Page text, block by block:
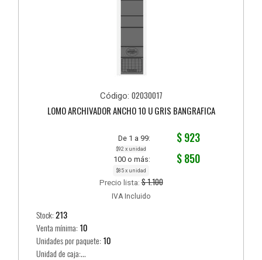
Código: 02030017
LOMO ARCHIVADOR ANCHO 10 U GRIS BANGRAFICA
De 1 a 99: $ 923
$92 x unidad
100 o más: $ 850
$85 x unidad
Precio lista:$ 1.100
IVA Incluido
Stock:213
Venta mínima: 10
Unidades por paquete: 10
Unidad de caja:...